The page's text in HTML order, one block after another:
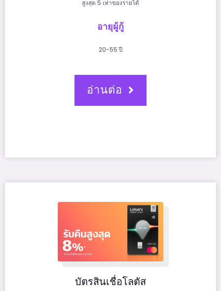
สูงสุด 5 เท่าของรายได้
อายุผู้กู้
20-55 ปี
อ่านต่อ
บัตรสินเชื่อโลตัส